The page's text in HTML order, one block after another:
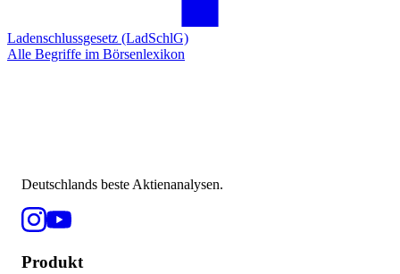
Ladenschlussgesetz (LadSchlG)
Alle Begriffe im Börsenlexikon
Deutschlands beste Aktienanalysen.
Produkt